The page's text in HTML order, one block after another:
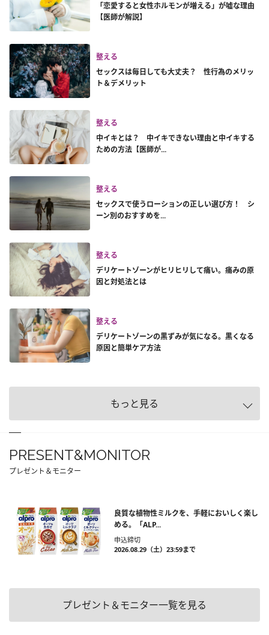
「恋愛すると女性ホルモンが増える」が嘘な理由
【医師が解説】
整える
セックスは毎日しても大丈夫？ 性行為のメリッ
ト＆デメリット
整える
中イキとは？ 中イキできない理由と中イキする
ための方法【医師が...
整える
セックスで使うローションの正しい選び方！ シ
ーン別のおすすめを...
整える
デリケートゾーンがヒリヒリして痛い。痛みの原
因と対処法とは
整える
デリケートゾーンの黒ずみが気になる。黒くなる
原因と簡単ケア方法
もっと見る
PRESENT&MONITOR
プレゼント＆モニター
良質な植物性ミルクを、手軽においしく楽し
める。「ALP...
申込締切
2026.08.29（土）23:59まで
プレゼント＆モニター一覧を見る